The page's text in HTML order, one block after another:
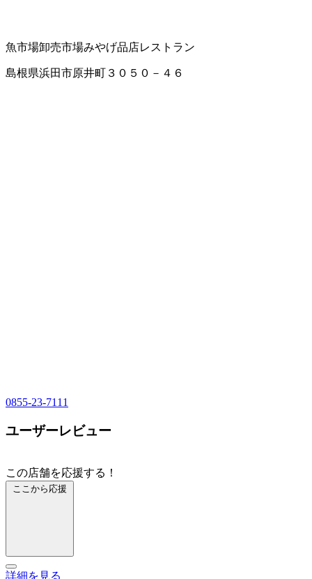
魚市場卸売市場みやげ品店レストラン
島根県浜田市原井町３０５０－４６
0855-23-7111
ユーザーレビュー
この店舗を応援する！
ここから応援
詳細を見る